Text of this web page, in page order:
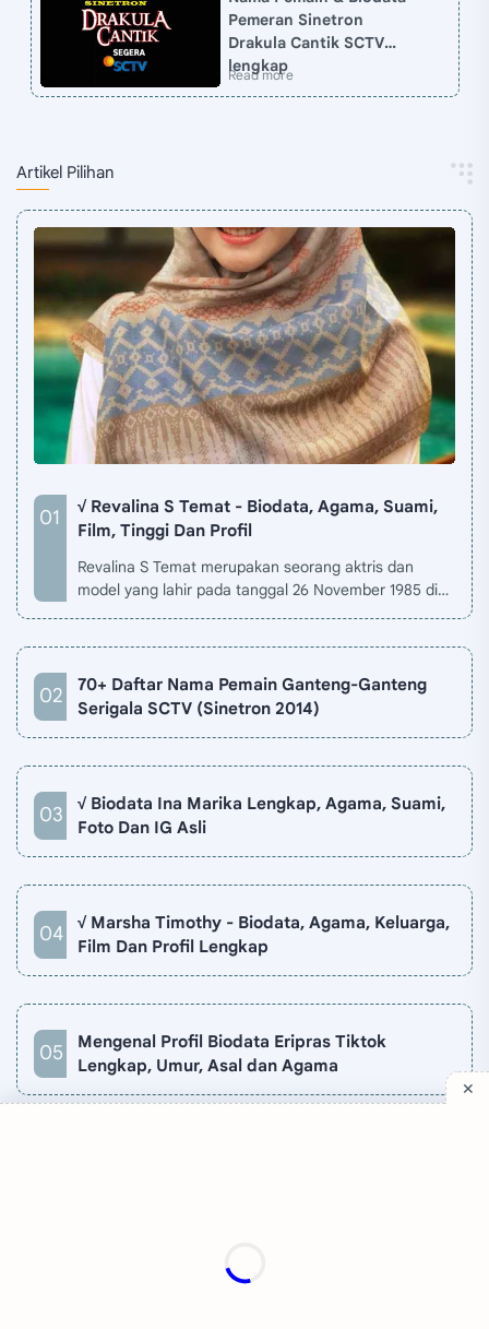
Pemeran Sinetron
Drakula Cantik SCTV
lengkap
Artikel Pilihan
√ Revalina S Temat - Biodata, Agama, Suami,
Film, Tinggi Dan Profil
Revalina S Temat merupakan seorang aktris dan
model yang lahir pada tanggal 26 November 1985 di
70+ Daftar Nama Pemain Ganteng-Ganteng
Serigala SCTV (Sinetron 2014)
√ Biodata Ina Marika Lengkap, Agama, Suami,
Foto Dan IG Asli
√ Marsha Timothy - Biodata, Agama, Keluarga,
Film Dan Profil Lengkap
Mengenal Profil Biodata Eripras Tiktok
Lengkap, Umur, Asal dan Agama
Privacy Policy